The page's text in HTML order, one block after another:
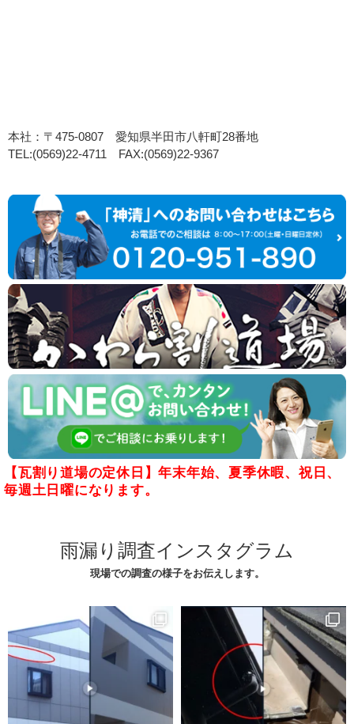
本社：〒475-0807 愛知県半田市八軒町28番地
TEL:(0569)22-4711 FAX:(0569)22-9367
【瓦割り道場の定休日】年末年始、夏季休暇、祝日、
毎週土日曜になります。
雨漏り調査インスタグラム
現場での調査の様子をお伝えします。